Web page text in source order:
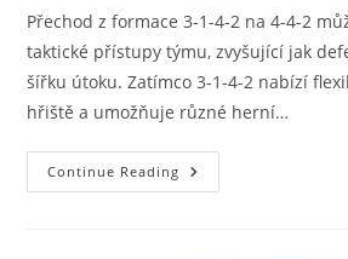
Přechod z formace 3-1-4-2 na 4-4-2
taktické přístupy týmu, zvyšující jak
šířku útoku. Zatímco 3-1-4-2 nabízí
hřiště a umožňuje různé herní…
Continue Reading 3-
1-